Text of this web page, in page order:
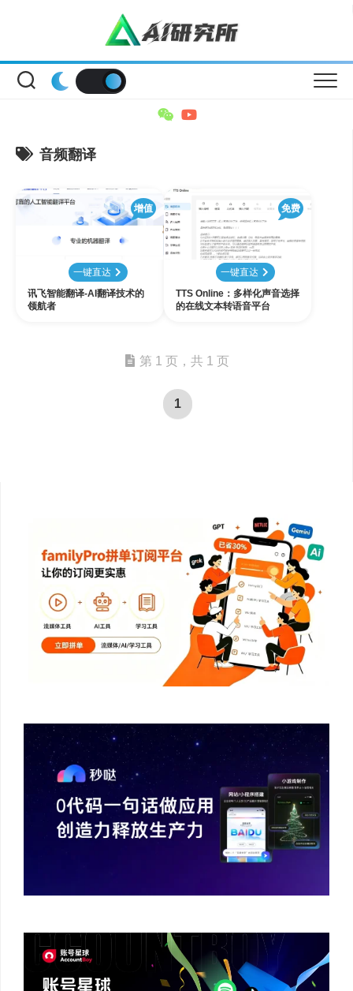
音频翻译
增值
一键直达
讯飞智能翻译-AI翻译技术的
领航者
免费
一键直达
TTS Online：多样化声音选择
的在线文本转语音平台
第 1 页，共 1 页
1